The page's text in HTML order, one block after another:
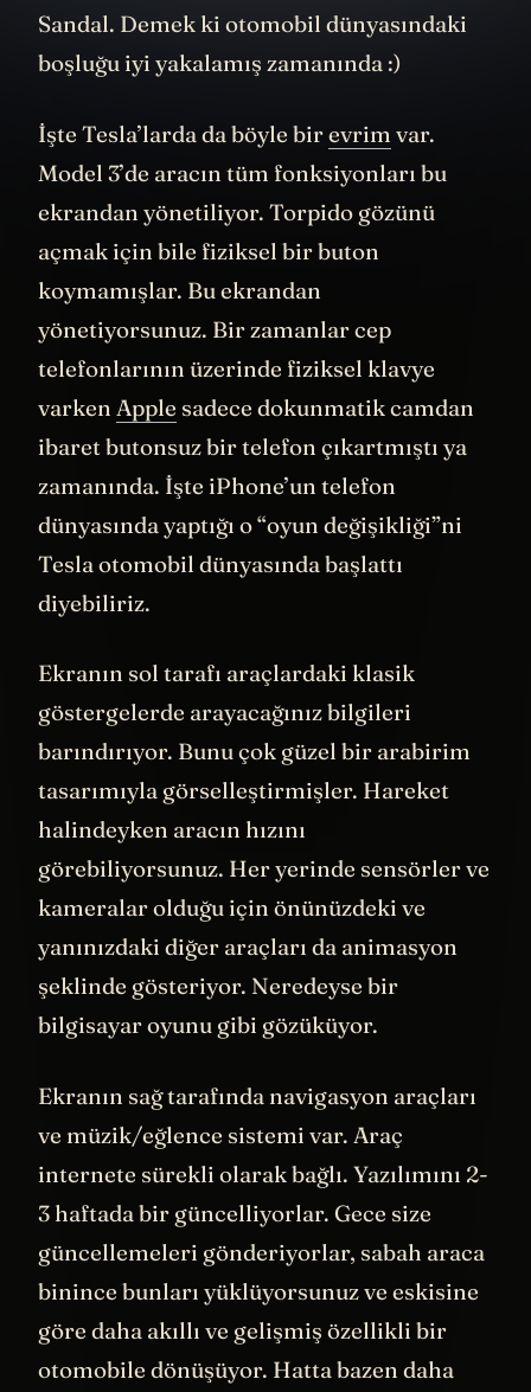
Sandal. Demek ki otomobil dünyasındaki
boşluğu iyi yakalamış zamanında :)
İşte Tesla’larda da böyle birevrim var.
Model 3’de aracın tüm fonksiyonları bu
ekrandan yönetiliyor. Torpido gözünü
açmak için bile fiziksel bir buton
koymamışlar. Bu ekrandan
yönetiyorsunuz. Bir zamanlar cep
telefonlarının üzerinde fiziksel klavye
varken Apple sadece dokunmatik camdan
ibaret butonsuz bir telefon çıkartmıştı ya
zamanında. İşte iPhone’un telefon
dünyasında yaptığı o “oyun değişikliği”ni
Tesla otomobil dünyasında başlattı
diyebiliriz.
Ekranın sol tarafı araçlardaki klasik
göstergelerde arayacağınız bilgileri
barındırıyor. Bunu çok güzel bir arabirim
tasarımıyla görselleştirmişler. Hareket
halindeyken aracın hızını
görebiliyorsunuz. Her yerinde sensörler ve
kameralar olduğu için önünüzdeki ve
yanınızdaki diğer araçları da animasyon
şeklinde gösteriyor. Neredeyse bir
bilgisayar oyunu gibi gözüküyor.
Ekranın sağ tarafında navigasyon araçları
ve müzik/eğlence sistemi var. Araç
internete sürekli olarak bağlı. Yazılımını 2-
3 haftada bir güncelliyorlar. Gece size
güncellemeleri gönderiyorlar, sabah araca
binince bunları yüklüyorsunuz ve eskisine
göre daha akıllı ve gelişmiş özellikli bir
otomobile dönüşüyor. Hatta bazen daha